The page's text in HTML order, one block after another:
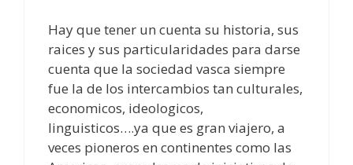
Hay que tener un cuenta su historia, sus
raices y sus particularidades para darse
cuenta que la sociedad vasca siempre
fue la de los intercambios tan culturales,
economicos, ideologicos,
linguisticos….ya que es gran viajero, a
veces pioneros en continentes como las